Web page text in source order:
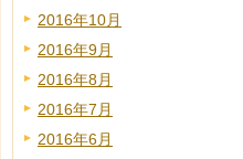
2016年10月
2016年9月
2016年8月
2016年7月
2016年6月